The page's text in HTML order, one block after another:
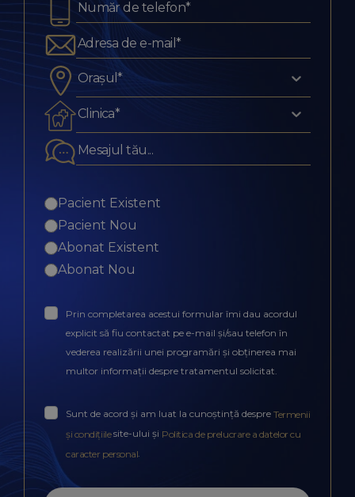
Orașul*
Clinica*
Pacient Existent
Pacient Nou
Abonat Existent
Abonat Nou
Prin completarea acestui formular îmi dau acordul
explicit să fiu contactat pe e-mail și/sau telefon în
vederea realizării unei programări și obținerea mai
multor informații despre tratamentul solicitat.
Sunt de acord și am luat la cunoștință despre Termenii
și condițiilesite-ului și Politica de prelucrare a datelor cu
caracter personal